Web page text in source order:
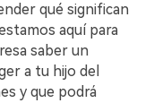
qué significan
aquí para
saber un
a tu hijo del
y que podrá